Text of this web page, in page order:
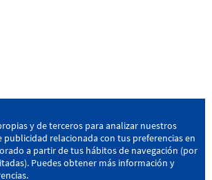
48340 Amorebieta, Bizkaia
y de terceros para analizar nuestros
relacionada con tus preferencias en
a partir de tus hábitos de navegación (por
Puedes obtener más información y